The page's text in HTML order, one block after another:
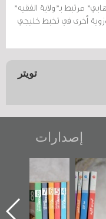
مرتبط بـ"ولاية الفقيه"
أخرى في تخبط خليجي
تويتر
إصدارات
أوال»
في سلسلة من 5
تصدر حصاد
الساحات 2019